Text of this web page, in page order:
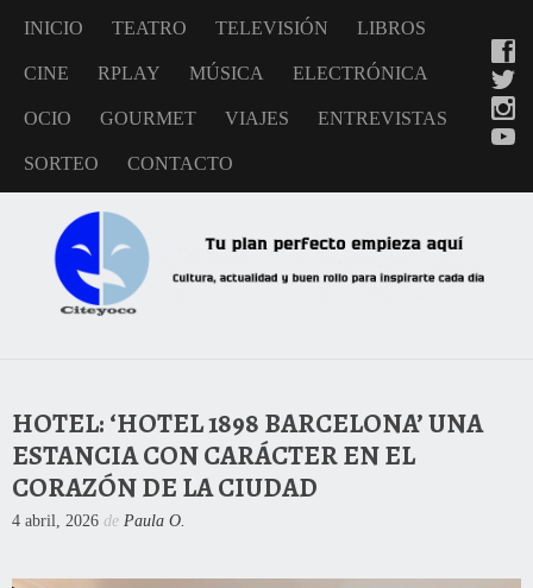
INICIO TEATRO TELEVISIÓN LIBROS
CINE RPLAY MÚSICA ELECTRÓNICA
OCIO GOURMET VIAJES ENTREVISTAS
SORTEO CONTACTO
HOTEL: ‘HOTEL 1898 BARCELONA’ UNA
ESTANCIA CON CARÁCTER EN EL
CORAZÓN DE LA CIUDAD
4 abril, 2026 de Paula O.